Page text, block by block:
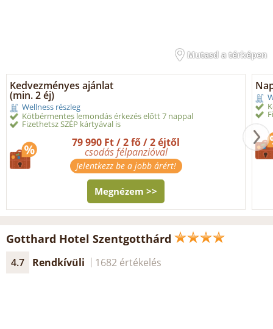
Mutasd a térképen
Kedvezményes ajánlat
(min. 2 éj)
Wellness részleg
Kötbérmentes lemondás érkezés előtt 7 nappal
Fizethetsz SZÉP kártyával is
79 990 Ft / 2 fő / 2 éjtől
csodás félpanzióval
Jelentkezz be a jobb árért!
Megnézem >>
Gotthard Hotel Szentgotthárd
4.7 Rendkívüli 1682 értékelés